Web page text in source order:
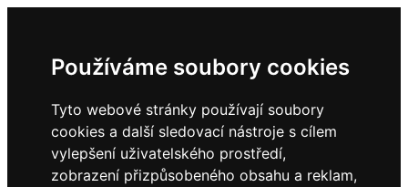
Používáme soubory cookies
Tyto webové stránky používají soubory
cookies a další sledovací nástroje s cílem
vylepšení uživatelského prostředí,
zobrazení přizpůsobeného obsahu a reklam,